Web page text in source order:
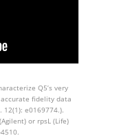
Q5’s very
fidelity data
12(1): e0169774.).
or rpsL (Life)